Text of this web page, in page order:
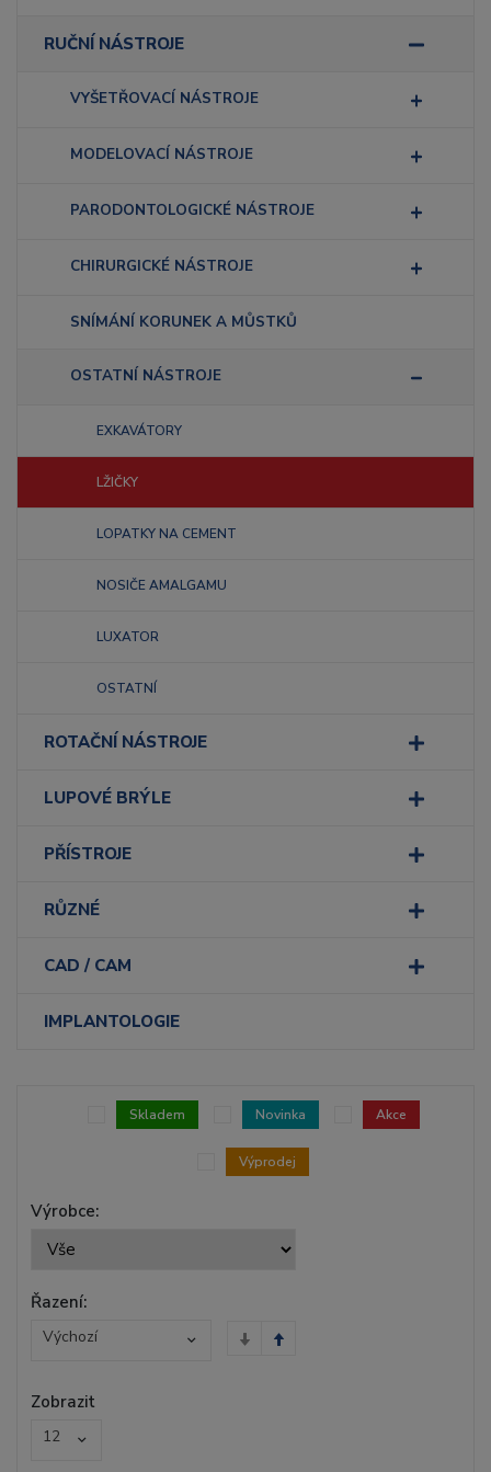
RUČNÍ NÁSTROJE
VYŠETŘOVACÍ NÁSTROJE
MODELOVACÍ NÁSTROJE
PARODONTOLOGICKÉ NÁSTROJE
CHIRURGICKÉ NÁSTROJE
SNÍMÁNÍ KORUNEK A MŮSTKŮ
OSTATNÍ NÁSTROJE
EXKAVÁTORY
LŽIČKY
LOPATKY NA CEMENT
NOSIČE AMALGAMU
LUXATOR
OSTATNÍ
ROTAČNÍ NÁSTROJE
LUPOVÉ BRÝLE
PŘÍSTROJE
RŮZNÉ
CAD / CAM
IMPLANTOLOGIE
Výrobce:
Skladem Novinka Akce
Výprodej
Řazení:
Výchozí
Zobrazit
12